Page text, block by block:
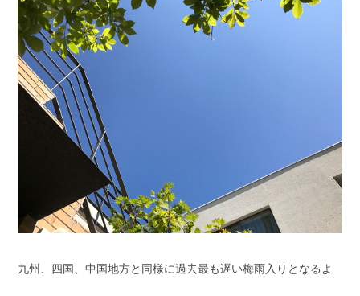
九州、四国、中国地方と同様に過去最も遅い梅雨入りとなるよ